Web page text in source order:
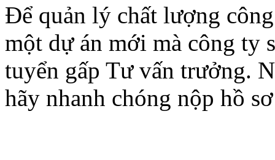
Để quản lý chất lượng
một dự án mới mà công ty
tuyển gấp Tư vấn trưởng.
hãy nhanh chóng nộp hồ